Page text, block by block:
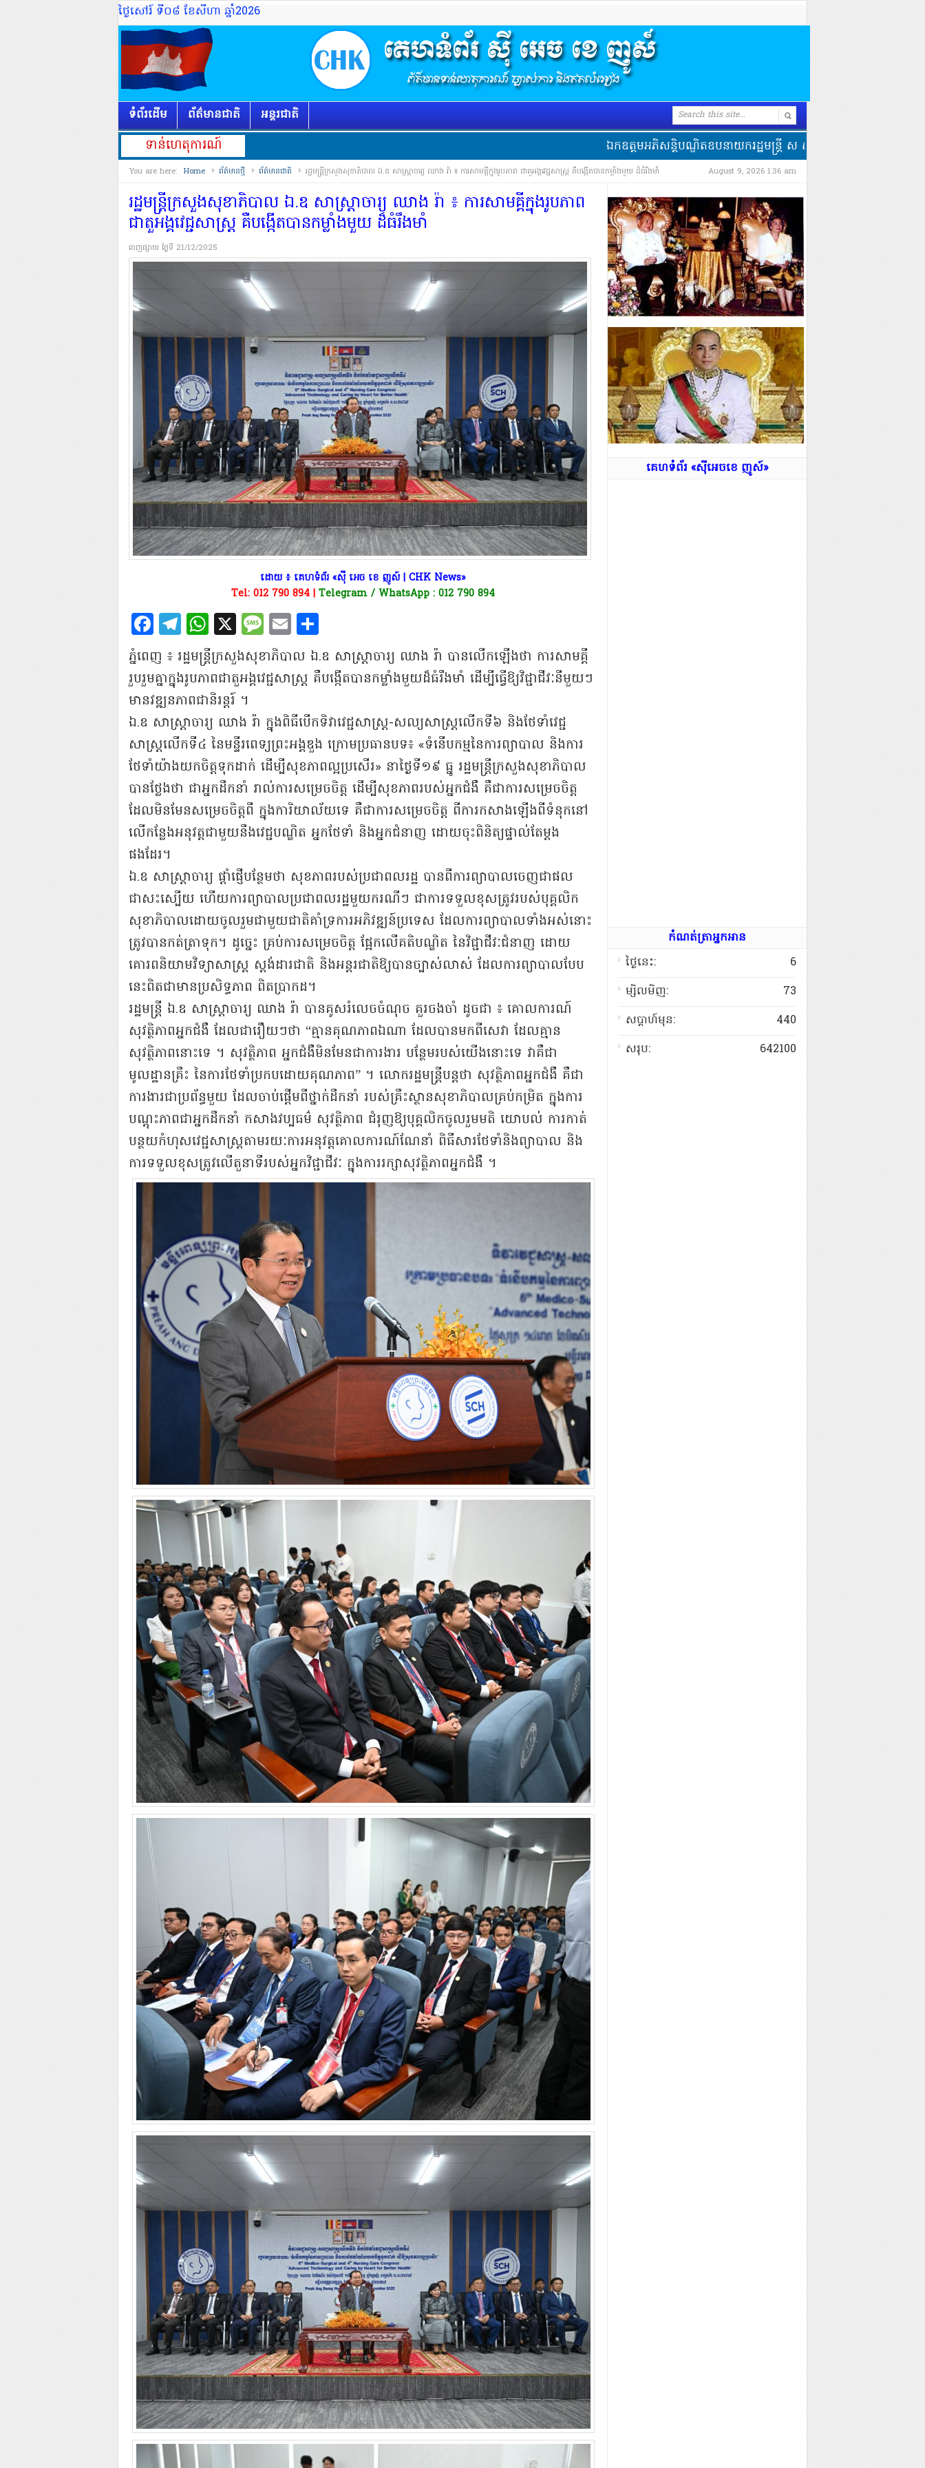
ថ្ងៃសៅរ៍ ទី០៨ ខែសីហា ឆ្នាំ2026
ទំព័រដើម ព័ត៌មានជាតិ អន្តរជាតិ
ទាន់ហេតុការណ៍ ឯកឧត្ដមអភិសន្តិបណ្ឌិតឧបនាយករដ្ឋមន្ត្រី ស សុខា ដាក់ឱ្យដំណើរការសាខាលិខិតឆ្លងដ
August 9, 2026 1:36 am
You are here: Home ព័ត៌មានថ្មី ព័ត៌មានជាតិ រដ្ឋមន្ត្រីក្រសួងសុខាភិបាល ឯ.ឧ សាស្ត្រាចារ្យ ឈាង រ៉ា ៖ ការសាមគ្គីក្នុងរូបភាព ជាតួអង្គវេជ្ជសាស្រ្ត គឺបង្កើតបានកម្លាំងមួយ ដ៏ធំរឹងមាំ
រដ្ឋមន្ត្រីក្រសួងសុខាភិបាល ឯ.ឧ សាស្ត្រាចារ្យ ឈាង រ៉ា ៖ ការសាមគ្គីក្នុងរូបភាព
ជាតួអង្គវេជ្ជសាស្រ្ត គឺបង្កើតបានកម្លាំងមួយ ដ៏ធំរឹងមាំ
ចេញផ្សាយ​ ថ្ងៃទី 21/12/2025
​ដោយ ៖ គេហទំព័រ «ស៊ី អេច ខេ ញូស៍ | CHK News»
Tel: 012 790 894 | Telegram / WhatsApp : 012 790 894
Facebook
Telegram
WhatsApp
X Message
Email
ភ្នំពេញ ៖ រដ្ឋមន្ត្រីក្រសួងសុខាភិបាល ឯ.ឧ សាស្ត្រាចារ្យ ឈាង រ៉ា បានលើកឡើងថា ការសាមគ្គី
រួបរួមគ្នាក្នុងរូបភាពជាតួអង្គវេជ្ជសាស្រ្ត គឺបង្កើតបានកម្លាំងមួយដ៏ធំរឹងមាំ ដើម្បីធ្វើឱ្យវិជ្ជាជីវៈនីមួយៗ
មានវឌ្ឍនភាពជានិរន្តរ៍ ។
ឯ.ឧ សាស្ត្រាចារ្យ ឈាង រ៉ា ក្នុងពិធីបើកទិវាវេជ្ជសាស្ត្រ-សល្យសាស្ត្រលើកទី៦ និងថែទាំវេជ្ជ
សាស្ត្រលើកទី៤ នៃមន្ទីរពេទ្យព្រះអង្គឌួង ក្រោមប្រធានបទ៖ «ទំនើបកម្មនៃការព្យាបាល និងការ
ថែទាំយ៉ាងយកចិត្តទុកដាក់ ដើម្បីសុខភាពល្អប្រសើរ» នាថ្ងៃទី១៩ ធ្នូ រដ្ឋមន្ត្រីក្រសួងសុខាភិបាល
បានថ្លែងថា ជាអ្នកដឹកនាំ រាល់ការសម្រេចចិត្ត ដើម្បីសុខភាពរបស់អ្នកជំងឺ គឺជាការសម្រេចចិត្ត
ដែលមិនមែនសម្រេចចិត្តពី ក្នុងការិយាល័យទេ គឺជាការសម្រេចចិត្ត ពីការកសាងឡើងពីទំនុកនៅ
លើកន្លែងអនុវត្តជាមួយនឹងវេជ្ជបណ្ឌិត អ្នកថែទាំ និងអ្នកជំនាញ ដោយចុះពិនិត្យផ្ទាល់តែម្តង
ផងដែរ។
ឯ.ឧ សាស្ត្រាចារ្យ ផ្តាំផ្ញើបន្ថែមថា សុខភាពរបស់ប្រជាពលរដ្ឋ បានពីការព្យាបាលចេញជាផល
ជាសះស្បើយ ហើយការព្យាបាលប្រជាពលរដ្ឋមួយករណីៗ ជាការទទួលខុសត្រូវរបស់បុគ្គលិក
សុខាភិបាលដោយចូលរួមជាមួយជាតិគាំទ្រការអភិវឌ្ឍន៍ប្រទេស ដែលការព្យាបាលទាំងអស់នោះ
ត្រូវបានកត់ត្រាទុក។ ដូច្នេះ គ្រប់ការសម្រេចចិត្ត ផ្អែកលើគតិបណ្ឌិត នៃវិជ្ជាជីវៈជំនាញ ដោយ
គោរពនិយាមវិទ្យាសាស្រ្ត ស្តង់ដារជាតិ និងអន្តរជាតិឱ្យបានច្បាស់លាស់ ដែលការព្យាបាលបែប
នេះពិតជាមានប្រសិទ្ធភាព ពិតប្រាកដ។
រដ្ឋមន្រ្តី ឯ.ឧ សាស្ត្រាចារ្យ ឈាង រ៉ា បានគូសរំលេចចំណុច គួរចងចាំ ដូចជា ៖ គោលការណ៍
សុវត្ថិភាពអ្នកជំងឺ ដែលជារឿយៗថា “គ្មានគុណភាពឯណា ដែលបានមកពីសេវា ដែលគ្មាន
សុវត្ថិភាពនោះទេ ។ សុវត្ថិភាព អ្នកជំងឺមិនមែនជាការងារ បន្ថែមរបស់យើងនោះទេ វាគឺជា
មូលដ្ឋានគ្រឹះ នៃការថែទាំប្រកបដោយគុណភាព” ។ លោករដ្ឋមន្រ្តីបន្តថា សុវត្ថិភាពអ្នកជំងឺ គឺជា
ការងារជាប្រព័ន្ធមួយ ដែលចាប់ផ្តើមពីថ្នាក់ដឹកនាំ របស់គ្រឹះស្ថានសុខាភិបាលគ្រប់កម្រិត ក្នុងការ
បណ្តុះភាពជាអ្នកដឹកនាំ កសាងវប្បធម៌ សុវត្ថិភាព ជំរុញឱ្យបុគ្គលិកចូលរួមមតិ យោបល់ ការកាត់
បន្ថយកំហុសវេជ្ជសាស្ត្រតាមរយៈការអនុវត្តគោលការណ៍ណែនាំ ពិធីសារថែទាំនិងព្យាបាល និង
ការទទួលខុសត្រូវលើតួនាទីរបស់អ្នកវិជ្ជាជីវៈ ក្នុងការរក្សាសុវត្ថិភាពអ្នកជំងឺ ។
គេហទំព័រ «ស៊ីអេចខេ ញូស៍»
កំណត់ត្រាអ្នកអាន
6
ថ្ងៃនេះ:
73
ម្សិលមិញ:
440
សប្តាហ៍មុន:
642100
សរុប: